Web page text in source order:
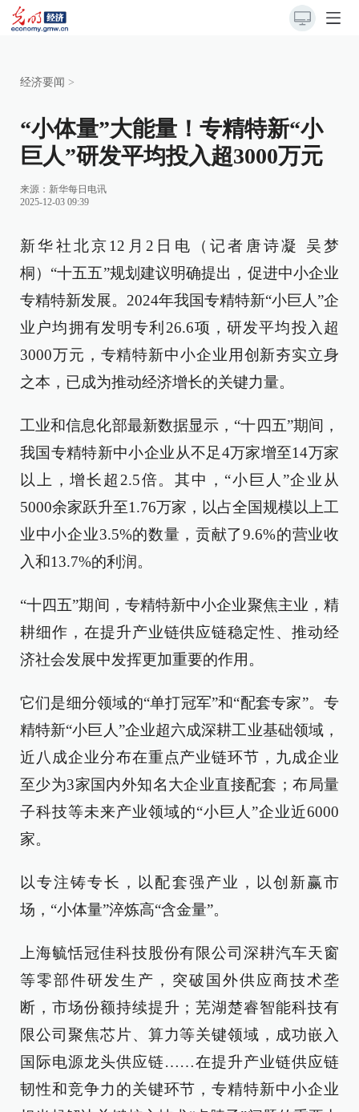
经济要闻 >
“小体量”大能量！专精特新“小
巨人”研发平均投入超3000万元
来源： 新华每日电讯
2025-12-03 09:39
新华社北京12月2日电（记者唐诗凝 吴梦
桐）“十五五”规划建议明确提出，促进中小企业
专精特新发展。2024年我国专精特新“小巨人”企
业户均拥有发明专利26.6项，研发平均投入超
3000万元，专精特新中小企业用创新夯实立身
之本，已成为推动经济增长的关键力量。
工业和信息化部最新数据显示，“十四五”期间，
我国专精特新中小企业从不足4万家增至14万家
以上，增长超2.5倍。其中，“小巨人”企业从
5000余家跃升至1.76万家，以占全国规模以上工
业中小企业3.5%的数量，贡献了9.6%的营业收
入和13.7%的利润。
“十四五”期间，专精特新中小企业聚焦主业，精
耕细作，在提升产业链供应链稳定性、推动经
济社会发展中发挥更加重要的作用。
它们是细分领域的“单打冠军”和“配套专家”。专
精特新“小巨人”企业超六成深耕工业基础领域，
近八成企业分布在重点产业链环节，九成企业
至少为3家国内外知名大企业直接配套；布局量
子科技等未来产业领域的“小巨人”企业近6000
家。
以专注铸专长，以配套强产业，以创新赢市
场，“小体量”淬炼高“含金量”。
上海毓恬冠佳科技股份有限公司深耕汽车天窗
等零部件研发生产，突破国外供应商技术垄
断，市场份额持续提升；芜湖楚睿智能科技有
限公司聚焦芯片、算力等关键领域，成功嵌入
国际电源龙头供应链……在提升产业链供应链
韧性和竞争力的关键环节，专精特新中小企业